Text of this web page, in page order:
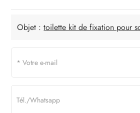
Objet :toilette kit de fixation pour